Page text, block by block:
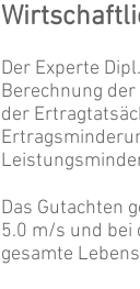
Der Experte
Berechnung
der
Das Gutachten
5.0 m/s und bei
gesamte